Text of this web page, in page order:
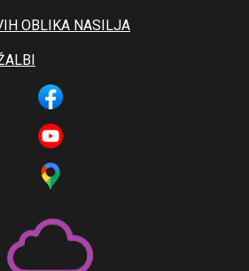
OBLIKA NASILJA